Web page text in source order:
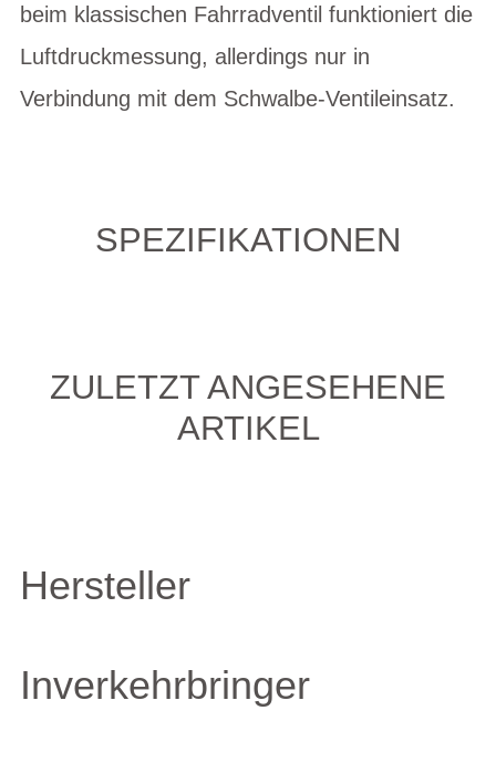
beim klassischen Fahrradventil funktioniert die
Luftdruckmessung, allerdings nur in
Verbindung mit dem Schwalbe-Ventileinsatz.
SPEZIFIKATIONEN
ZULETZT ANGESEHENE
ARTIKEL
Hersteller
Inverkehrbringer